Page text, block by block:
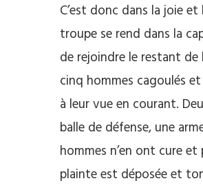
C’est donc dans la joie
troupe se rend dans la
de rejoindre le restant de
cinq hommes cagoulés
à leur vue en courant.
balle de défense, une
hommes n’en ont cure
plainte est déposée et